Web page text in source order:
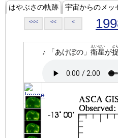
はやぶさの軌跡 宇宙からのメッ
<<< << <
♪ 「あけぼの」 衛星
えいせい
が捉
とら